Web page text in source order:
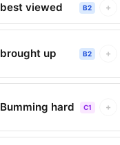
best viewed B2 +
brought up B2 +
Bumming hard C1 +